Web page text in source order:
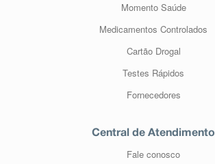
Momento Saúde
Medicamentos Controlados
Cartão Drogal
Testes Rápidos
Fornecedores
Central de Atendimento
Fale conosco